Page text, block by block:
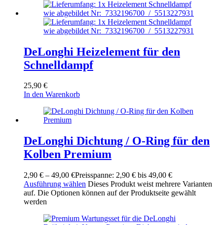
DeLonghi Heizelement für den
Schnelldampf
25,90 €
In den Warenkorb
DeLonghi Dichtung / O-Ring für den
Kolben Premium
2,90 € – 49,00 €Preisspanne: 2,90 € bis 49,00 €
Ausführung wählen Dieses Produkt weist mehrere Varianten
auf. Die Optionen können auf der Produktseite gewählt
werden